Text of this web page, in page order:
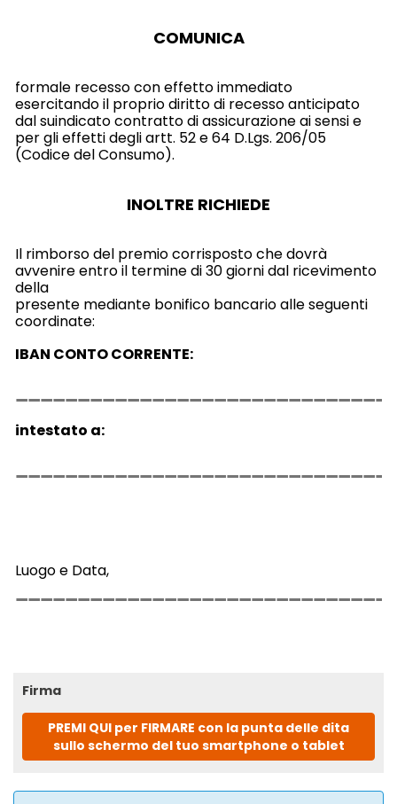
COMUNICA
formale recesso con effetto immediato
esercitando il proprio diritto di recesso anticipato
dal suindicato contratto di assicurazione ai sensi e
per gli effetti degli artt. 52 e 64 D.Lgs. 206/05
(Codice del Consumo).
INOLTRE RICHIEDE
Il rimborso del premio corrisposto che dovrà
avvenire entro il termine di 30 giorni dal ricevimento
della
presente mediante bonifico bancario alle seguenti
coordinate:
IBAN CONTO CORRENTE:
intestato a:
Luogo e Data,
Firma
PREMI QUI per FIRMARE con la punta delle dita
sullo schermo del tuo smartphone o tablet